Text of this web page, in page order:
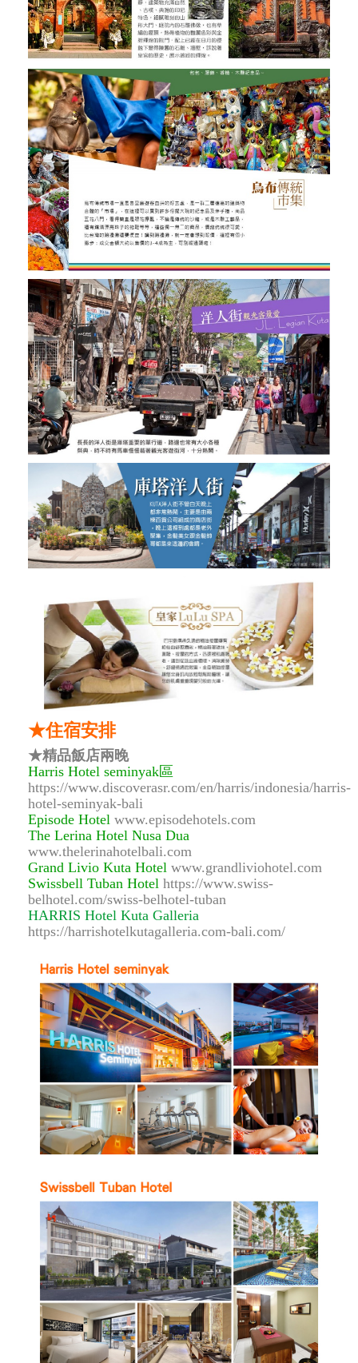
★住宿安排
★精品飯店兩晚
Harris Hotel seminyak區
https://www.discoverasr.com/en/harris/indonesia/harris-
hotel-seminyak-bali
Episode Hotel www.episodehotels.com
The Lerina Hotel Nusa Dua
www.thelerinahotelbali.com
Grand Livio Kuta Hotel www.grandliviohotel.com
Swissbell Tuban Hotel https://www.swiss-
belhotel.com/swiss-belhotel-tuban
HARRIS Hotel Kuta Galleria
https://harrishotelkutagalleria.com-bali.com/